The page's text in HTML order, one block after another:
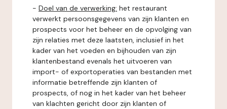
- Doel van de verwerking: het restaurant
verwerkt persoonsgegevens van zijn klanten en
prospects voor het beheer en de opvolging van
zijn relaties met deze laatsten, inclusief in het
kader van het voeden en bijhouden van zijn
klantenbestand evenals het uitvoeren van
import- of exportoperaties van bestanden met
informatie betreffende zijn klanten of
prospects, of nog in het kader van het beheer
van klachten gericht door zijn klanten of